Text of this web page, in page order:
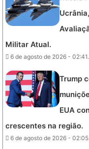
Militar Atual.
6 de agosto de 2026 - 02:41.
Trump
EUA
crescentes na região.
6 de agosto de 2026 -